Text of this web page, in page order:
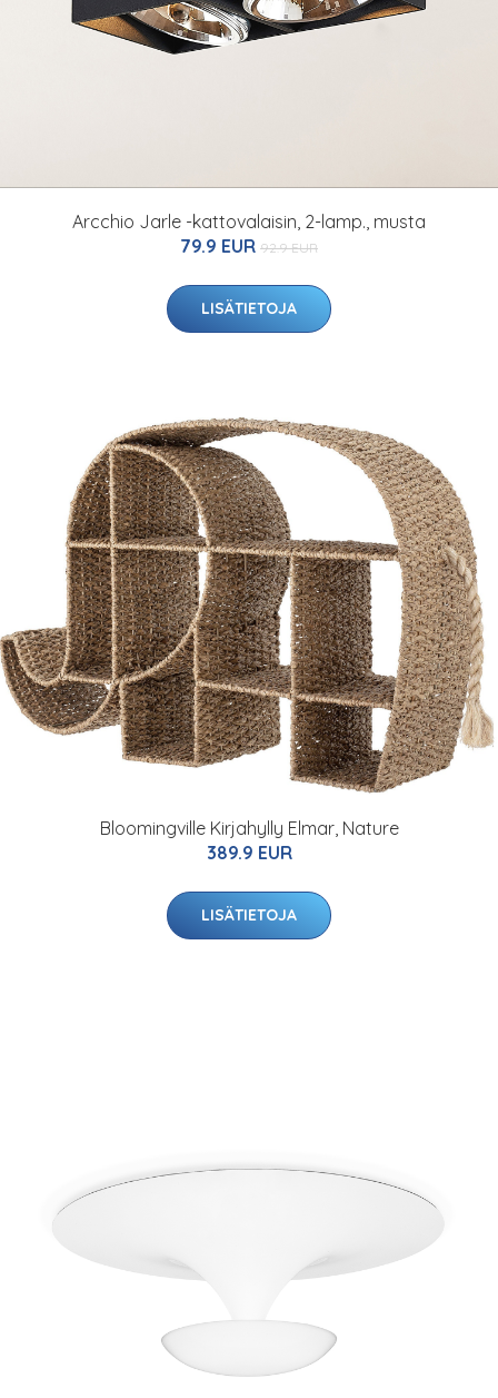
Arcchio Jarle -kattovalaisin, 2-lamp., musta
79.9 EUR 92.9 EUR
LISÄTIETOJA
Bloomingville Kirjahylly Elmar, Nature
389.9 EUR
LISÄTIETOJA